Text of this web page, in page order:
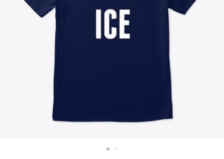
Verkoop overal
Classic Long Sleeve Tee